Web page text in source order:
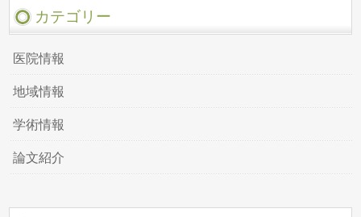
カテゴリー
医院情報
地域情報
学術情報
論文紹介